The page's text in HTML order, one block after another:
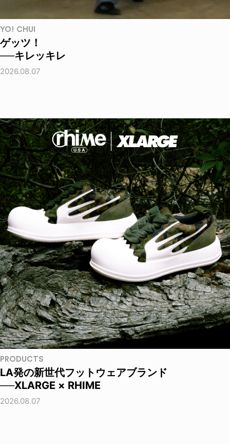
YO! CHUI
ゲッツ！
──キレッキレ
2026.08.07
PRODUCTS
LA発の新世代フットウェアブランド
──XLARGE × RHIME
2026.08.07